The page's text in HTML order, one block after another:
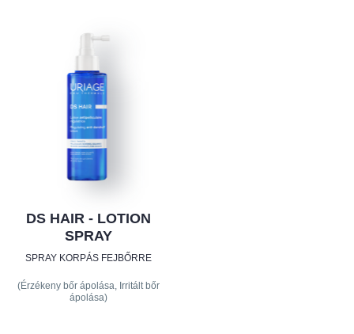
DS HAIR - LOTION
SPRAY
SPRAY KORPÁS FEJBŐRRE
(Érzékeny bőr ápolása, Irritált bőr
ápolása)